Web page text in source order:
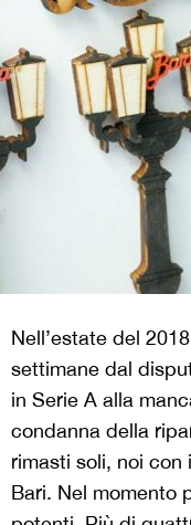
Nell’estate del
settimane dal
in Serie A alla
condanna della
rimasti soli, noi con
Bari. Nel momento